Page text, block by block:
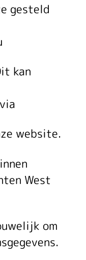
gesteld
kan
website.
West
om